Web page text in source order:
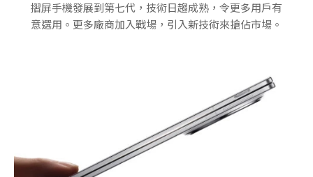
摺屏手機發展到第七代，技術日趨成熟，令更多用戶有
意選用。更多廠商加入戰場，引入新技術來搶佔市場。